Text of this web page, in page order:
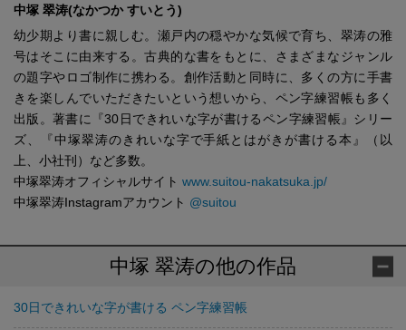
中塚 翠涛(なかつか すいとう)
幼少期より書に親しむ。瀬戸内の穏やかな気候で育ち、翠涛の雅
号はそこに由来する。古典的な書をもとに、さまざまなジャンル
の題字やロゴ制作に携わる。創作活動と同時に、多くの方に手書
きを楽しんでいただきたいという想いから、ペン字練習帳も多く
出版。著書に『30日できれいな字が書けるペン字練習帳』シリー
ズ、『中塚翠涛のきれいな字で手紙とはがきが書ける本』（以
上、小社刊）など多数。
中塚翠涛オフィシャルサイト www.suitou-nakatsuka.jp/
中塚翠涛Instagramアカウント @suitou
中塚 翠涛の他の作品
30日できれいな字が書ける ペン字練習帳